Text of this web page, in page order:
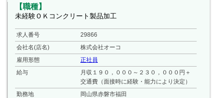
【職種】
未経験ＯＫコンクリート製品加工
求人番号
29866
会社名(店名)
株式会社オーコ
雇用形態
正社員
給与
月収１９０，０００～２３０，０００円＋
交通費（面接時に経験・能力により決定）
勤務地
岡山県赤磐市福田